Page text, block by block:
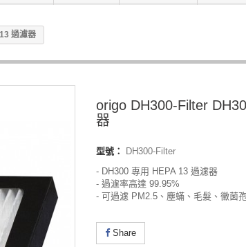
過濾器
origo DH300-Filter
器
型號：
DH300-Filter
- DH300 專用 HEPA 13 過濾器
- 過濾率高達 99.95%
- 可過濾 PM2.5、塵蟎、毛髮、黴菌
Share